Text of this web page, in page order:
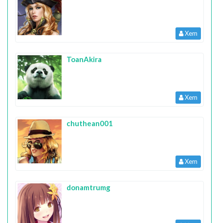
Xem
ToanAkira
Xem
chuthean001
Xem
donamtrumg